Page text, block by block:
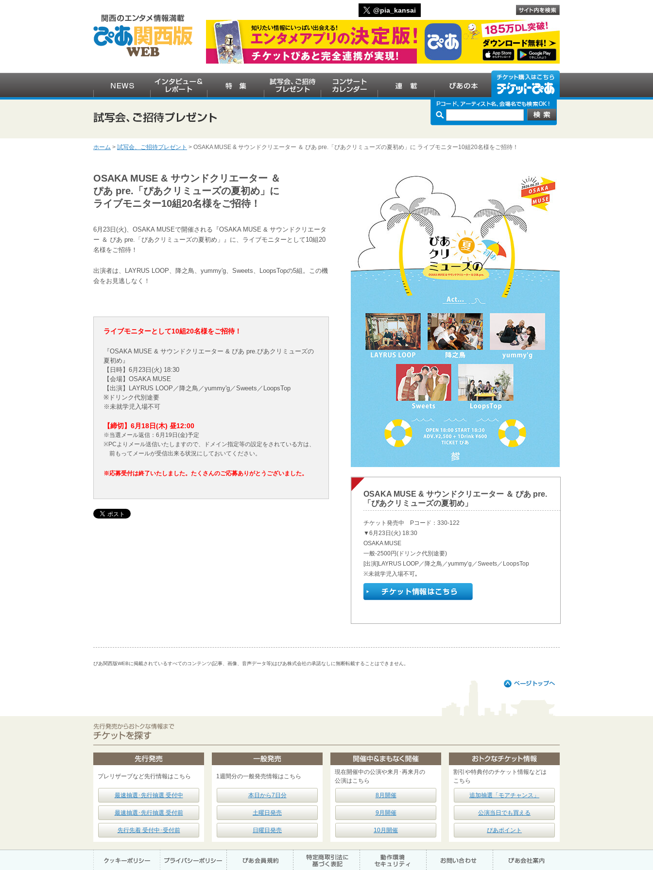
@pia_kansai
ホーム > 試写会、ご招待プレゼント > OSAKA MUSE & サウンドクリエーター ＆ ぴあ pre.「ぴあクリミューズの夏初め」に ライブモニター10組20名様をご招待！
OSAKA MUSE & サウンドクリエーター ＆
ぴあ pre.「ぴあクリミューズの夏初め」に
ライブモニター10組20名様をご招待！
6月23日(火)、OSAKA MUSEで開催される『OSAKA MUSE & サウンドクリエータ
ー ＆ ぴあ pre.「ぴあクリミューズの夏初め」』に、ライブモニターとして10組20
名様をご招待！
出演者は、LAYRUS LOOP、降之鳥、yummy'g、Sweets、LoopsTopの5組。この機
会をお見逃しなく！
ライブモニターとして10組20名様をご招待！
『OSAKA MUSE & サウンドクリエーター & ぴあ pre.ぴあクリミューズの
夏初め』
【日時】6月23日(火) 18:30
【会場】OSAKA MUSE
【出演】LAYRUS LOOP／降之鳥／yummy'g／Sweets／LoopsTop
※ドリンク代別途要
※未就学児入場不可
【締切】6月18日(木) 昼12:00
※当選メール返信：6月19日(金)予定
※PCよりメール送信いたしますので、ドメイン指定等の設定をされている方は、
前もってメールが受信出来る状況にしておいてください。
※応募受付は終了いたしました。たくさんのご応募ありがとうございました。
OSAKA MUSE & サウンドクリエーター ＆ ぴあ pre.
「ぴあクリミューズの夏初め」
チケット発売中 Pコード：330-122
▼6月23日(火) 18:30
OSAKA MUSE
一般-2500円(ドリンク代別途要)
[出演]LAYRUS LOOP／降之鳥／yummy’g／Sweets／LoopsTop
※未就学児入場不可｡
ぴあ関西版WEBに掲載されているすべてのコンテンツ(記事、画像、音声データ等)はぴあ株式会社の承諾なしに無断転載することはできません。
プレリザーブなど先行情報はこちら
最速抽選･先行抽選 受付中
最速抽選･先行抽選 受付前
先行先着 受付中･受付前
1週間分の一般発売情報はこちら
本日から7日分
土曜日発売
日曜日発売
現在開催中の公演や来月･再来月の
公演はこちら
8月開催
9月開催
10月開催
割引や特典付のチケット情報などは
こちら
追加抽選「モアチャンス」
公演当日でも買える
ぴあポイント